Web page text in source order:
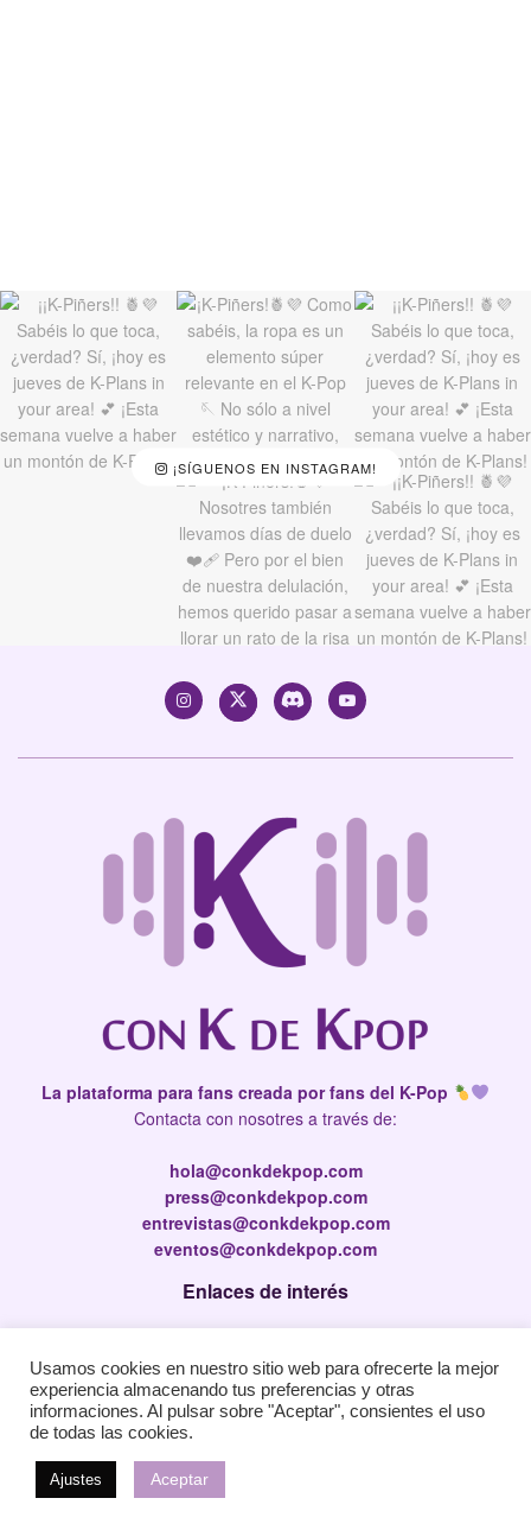
¡SÍGUENOS EN INSTAGRAM!
La plataforma para fans creada por fans del K-Pop
Contacta con nosotres a través de:
hola@conkdekpop.com
press@conkdekpop.com
entrevistas@conkdekpop.com
eventos@conkdekpop.com
Enlaces de interés
Política de privacidad
Política de Cookies
© 2026JNews - Premium WordPress news & magazine theme by
Usamos cookies en nuestro sitio web para ofrecerte la mejor
experiencia almacenando tus preferencias y otras
informaciones. Al pulsar sobre "Aceptar", consientes el uso
de todas las cookies.
Ajustes Aceptar